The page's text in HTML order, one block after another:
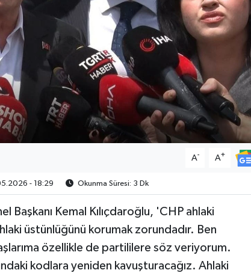
A- A+
- 18:29 Okunma Süresi: 3 Dk
Başkanı Kemal Kılıçdaroğlu, 'CHP ahlaki
üstünlüğünü korumak zorundadır. Ben
özellikle de partililere söz veriyorum.
kodlara yeniden kavuşturacağız. Ahlaki